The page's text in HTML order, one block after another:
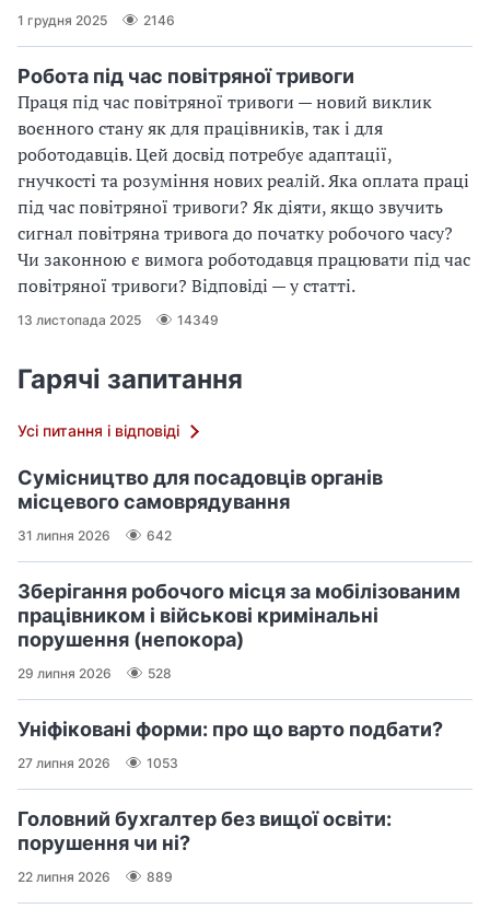
1 грудня 2025 2146
Робота під час повітряної тривоги
Праця під час повітряної тривоги — новий виклик
воєнного стану як для працівників, так і для
роботодавців. Цей досвід потребує адаптації,
гнучкості та розуміння нових реалій. Яка оплата праці
під час повітряної тривоги? Як діяти, якщо звучить
сигнал повітряна тривога до початку робочого часу?
Чи законною є вимога роботодавця працювати під час
повітряної тривоги? Відповіді — у статті.
13 листопада 2025 14349
Гарячі запитання
Усі питання і відповіді
Сумісництво для посадовців органів
місцевого самоврядування
31 липня 2026 642
Зберігання робочого місця за мобілізованим
працівником і військові кримінальні
порушення (непокора)
29 липня 2026 528
Уніфіковані форми: про що варто подбати?
27 липня 2026 1053
Головний бухгалтер без вищої освіти:
порушення чи ні?
22 липня 2026 889